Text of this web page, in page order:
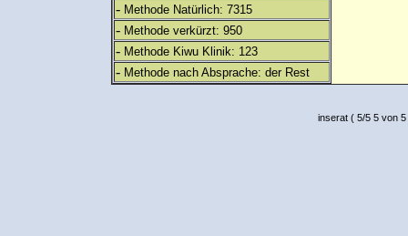
- Methode Natürlich: 7315
- Methode verkürzt: 950
- Methode Kiwu Klinik: 123
- Methode nach Absprache: der Rest
inserat( 5/5 5 von 5